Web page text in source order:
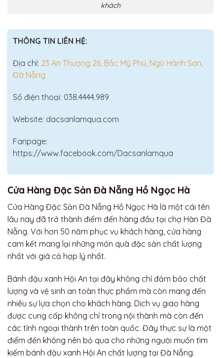
khách
THÔNG TIN LIÊN HỆ:
Địa chỉ: 23 An Thượng 26, Bắc Mỹ Phú, Ngũ Hành Sơn,
Đà Nẵng
Số điện thoại: 038.4444.989
Website: dacsanlamqua.com
Fanpage:
https://www.facebook.com/Dacsanlamqua
Cửa Hàng Đặc Sản Đà Nẵng Hồ Ngọc Hà
Cửa Hàng Đặc Sản Đà Nẵng Hồ Ngọc Hà là một cái tên
lâu nay đã trở thành điểm đến hàng đầu tại chợ Hàn Đà
Nẵng. Với hơn 50 năm phục vụ khách hàng, cửa hàng
cam kết mang lại những món quà đặc sản chất lượng
nhất với giá cả hợp lý nhất.
Bánh đậu xanh Hội An tại đây không chỉ đảm bảo chất
lượng và vệ sinh an toàn thực phẩm mà còn mang đến
nhiều sự lựa chọn cho khách hàng. Dịch vụ giao hàng
được cung cấp không chỉ trong nội thành mà còn đến
các tỉnh ngoại thành trên toàn quốc. Đây thực sự là một
điểm đến không nên bỏ qua cho những người muốn tìm
kiếm bánh đậu xanh Hội An chất lượng tại Đà Nẵng.